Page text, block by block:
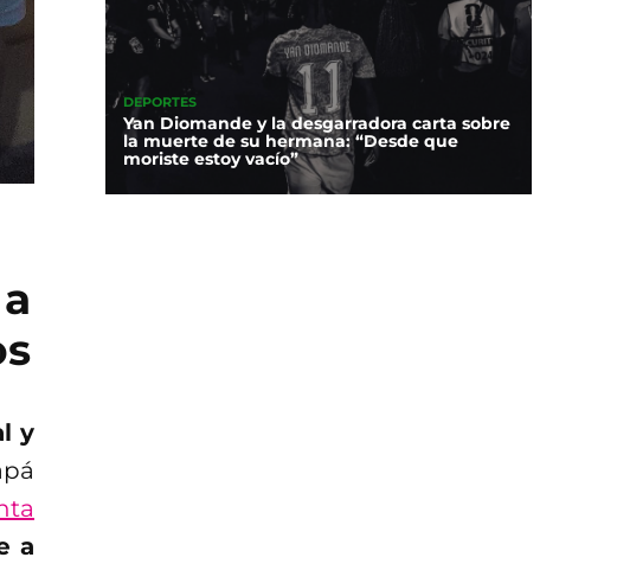
y
a
DEPORTES
Yan Diomande y la desgarradora carta sobre
la muerte de su hermana: “Desde que
moriste estoy vacío”